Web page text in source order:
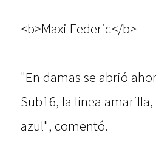
<b>Maxi Federic</b>
"En damas se abrió
Sub16, la línea
azul", comentó.